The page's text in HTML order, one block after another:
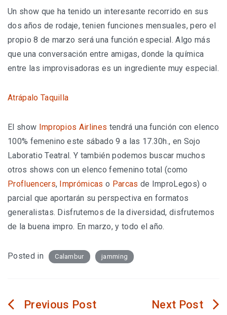
Un show que ha tenido un interesante recorrido en sus
dos años de rodaje, tenien funciones mensuales, pero el
propio 8 de marzo será una función especial. Algo más
que una conversación entre amigas, donde la química
entre las improvisadoras es un ingrediente muy especial.
Atrápalo Taquilla
El show Impropios Airlines tendrá una función con elenco
100% femenino este sábado 9 a las 17.30h., en Sojo
Laboratio Teatral. Y también podemos buscar muchos
otros shows con un elenco femenino total (como
Profluencers, Imprómicas o Parcas de ImproLegos) o
parcial que aportarán su perspectiva en formatos
generalistas. Disfrutemos de la diversidad, disfrutemos
de la buena impro. En marzo, y todo el año.
Posted in Calambur jamming
Navegación